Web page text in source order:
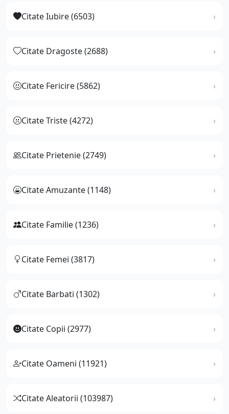
Citate Iubire (6503)
Citate Dragoste (2688)
Citate Fericire (5862)
Citate Triste (4272)
Citate Prietenie (2749)
Citate Amuzante (1148)
Citate Familie (1236)
Citate Femei (3817)
Citate Barbati (1302)
Citate Copii (2977)
Citate Oameni (11921)
Citate Aleatorii (103987)